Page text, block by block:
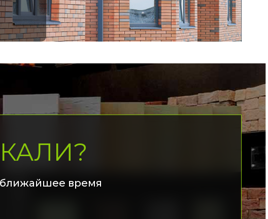
время